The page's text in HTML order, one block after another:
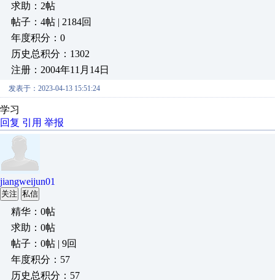
求助：2帖
帖子：4帖 | 2184回
年度积分：0
历史总积分：1302
注册：2004年11月14日
发表于：2023-04-13 15:51:24
学习
回复 引用 举报
jiangweijun01
关注 私信
精华：0帖
求助：0帖
帖子：0帖 | 9回
年度积分：57
历史总积分：57